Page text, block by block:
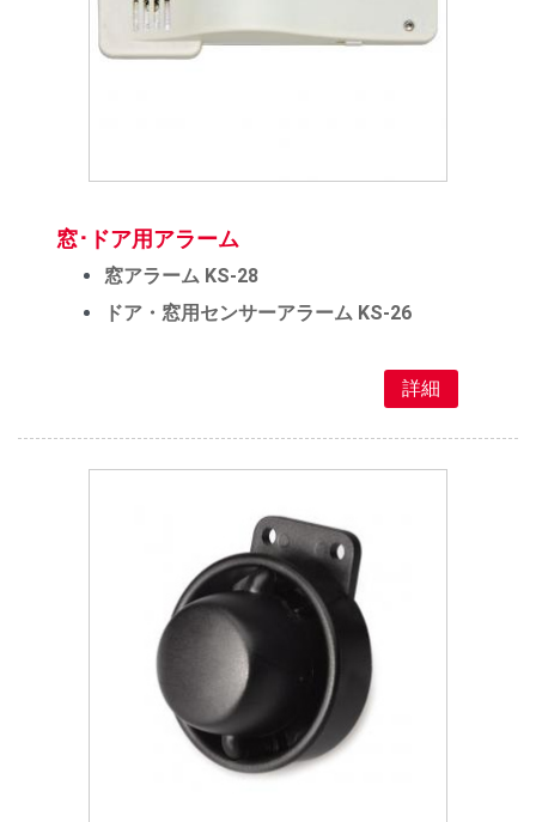
窓･ドア用アラーム
窓アラーム KS-28
ドア・窓用センサーアラーム KS-26
詳細